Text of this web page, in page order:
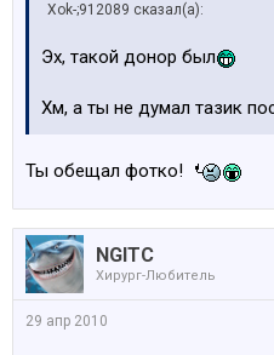
Xok-;912089 сказал(а):
Эх, такой донор был
Хм, а ты не думал тазик
Ты обещал фотко!
NGITC
Хирург-Любитель
29 апр 2010